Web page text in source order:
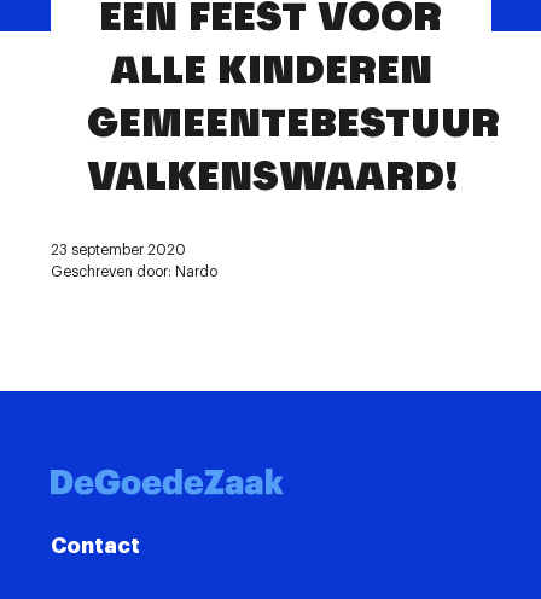
ContactEEN FEEST VOOR
ALLE KINDEREN
GEMEENTEBESTUUR
VALKENSWAARD!
23 september 2020
Geschreven door: Nardo
Contact